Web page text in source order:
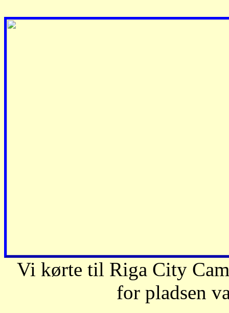
Vi kørte til Riga City
for pladsen